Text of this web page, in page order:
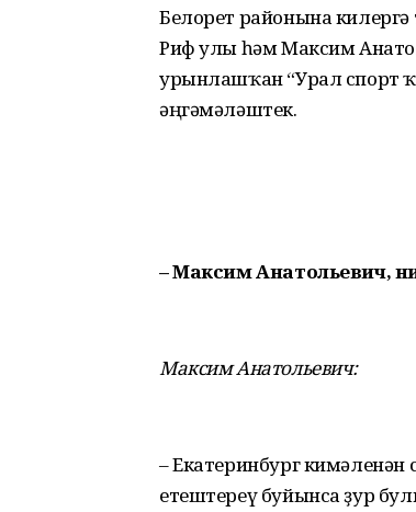
Белорет районына
Риф улы һәм Максим
урынлашҡан “Урал спорт
әңгәмәләштек.
– Максим Анатольевич, ни
Максим Анатольевич:
– Екатеринбург
етештереү буйынса ҙур